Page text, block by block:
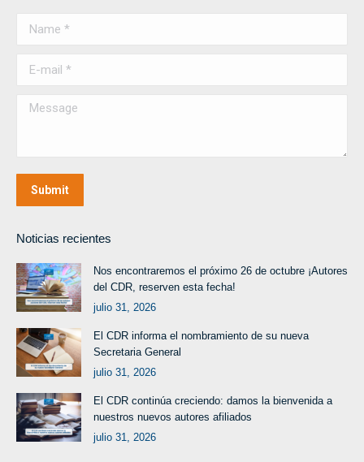
Message
Submit
Noticias recientes
Nos encontraremos el próximo 26 de octubre ¡Autores
del CDR, reserven esta fecha!
julio 31, 2026
El CDR informa el nombramiento de su nueva
Secretaria General
julio 31, 2026
El CDR continúa creciendo: damos la bienvenida a
nuestros nuevos autores afiliados
julio 31, 2026